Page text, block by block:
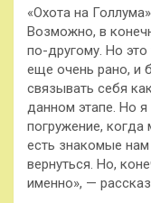
«Охота на
Возможно, в
по-другому. Но
еще очень рано, и
связывать себя
данном этапе. Но я
погружение,
есть знакомые
вернуться. Но,
именно», —